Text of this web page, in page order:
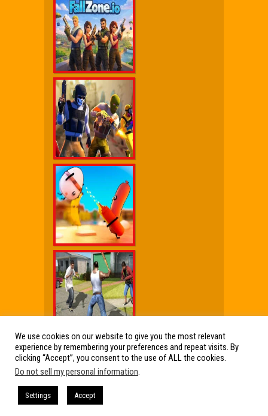
Wx Cheat Games|Click Jogos Pro|Humor wx
Friv Online Jogos Grátis
de Friv reunidos em um só lugar. Jogos Friv
We use cookies on our website to give you the most relevant
experience by remembering your preferences and repeat visits. By
clicking “Accept”, you consent to the use of ALL the cookies.
Do not sell my personal information.
Settings Accept